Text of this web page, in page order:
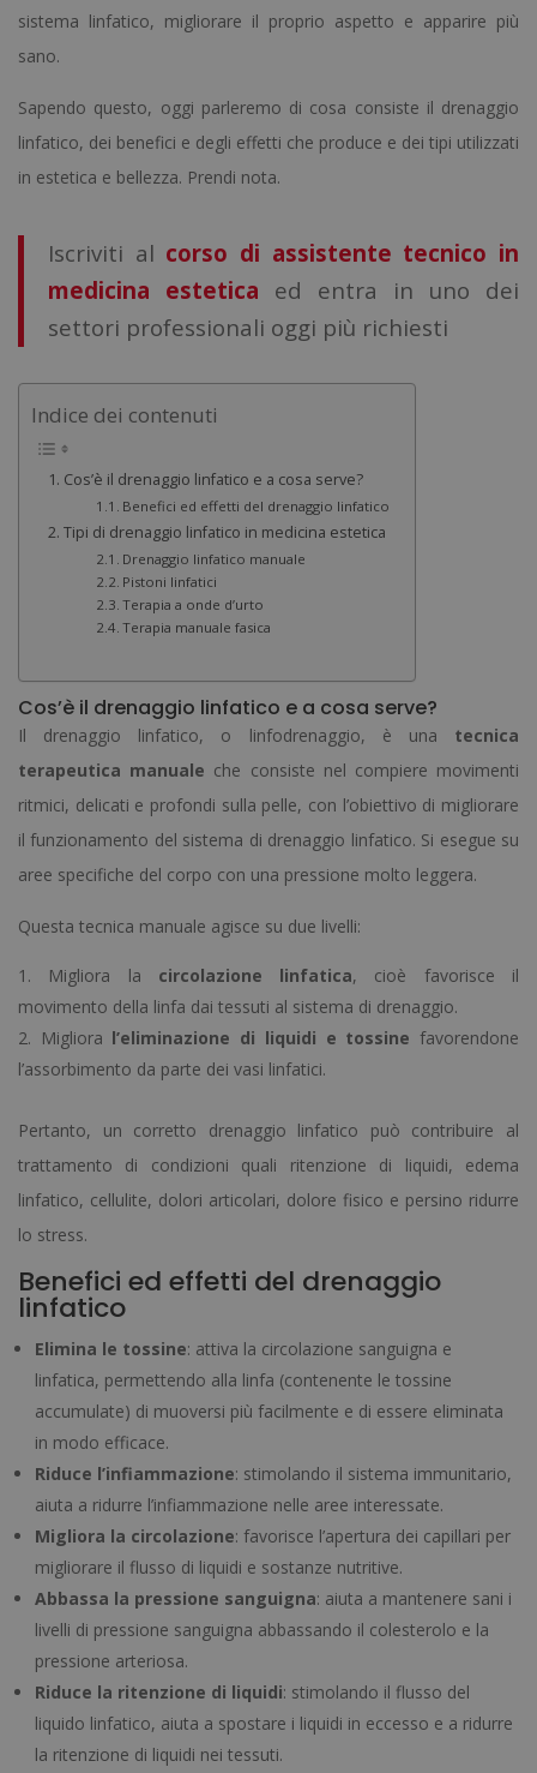
sistema linfatico, migliorare il proprio aspetto e apparire più
sano.
Sapendo questo, oggi parleremo di cosa consiste il drenaggio
linfatico, dei benefici e degli effetti che produce e dei tipi utilizzati
in estetica e bellezza. Prendi nota.
Iscriviti al corso di assistente tecnico in
medicina estetica ed entra in uno dei
settori professionali oggi più richiesti
Indice dei contenuti
Cos’è il drenaggio linfatico e a cosa serve?
Benefici ed effetti del drenaggio linfatico
Tipi di drenaggio linfatico in medicina estetica
Drenaggio linfatico manuale
Pistoni linfatici
Terapia a onde d’urto
Terapia manuale fasica
Cos’è il drenaggio linfatico e a cosa serve?
Il drenaggio linfatico, o linfodrenaggio, è una tecnica
terapeutica manuale che consiste nel compiere movimenti
ritmici, delicati e profondi sulla pelle, con l’obiettivo di migliorare
il funzionamento del sistema di drenaggio linfatico. Si esegue su
aree specifiche del corpo con una pressione molto leggera.
Questa tecnica manuale agisce su due livelli:
Migliora la circolazione linfatica, cioè favorisce il
movimento della linfa dai tessuti al sistema di drenaggio.
Migliora l’eliminazione di liquidi e tossine favorendone
l’assorbimento da parte dei vasi linfatici.
Pertanto, un corretto drenaggio linfatico può contribuire al
trattamento di condizioni quali ritenzione di liquidi, edema
linfatico, cellulite, dolori articolari, dolore fisico e persino ridurre
lo stress.
Benefici ed effetti del drenaggio
linfatico
Elimina le tossine: attiva la circolazione sanguigna e
linfatica, permettendo alla linfa (contenente le tossine
accumulate) di muoversi più facilmente e di essere eliminata
in modo efficace.
Riduce l’infiammazione: stimolando il sistema immunitario,
aiuta a ridurre l’infiammazione nelle aree interessate.
Migliora la circolazione: favorisce l’apertura dei capillari per
migliorare il flusso di liquidi e sostanze nutritive.
Abbassa la pressione sanguigna: aiuta a mantenere sani i
livelli di pressione sanguigna abbassando il colesterolo e la
pressione arteriosa.
Riduce la ritenzione di liquidi: stimolando il flusso del
liquido linfatico, aiuta a spostare i liquidi in eccesso e a ridurre
la ritenzione di liquidi nei tessuti.